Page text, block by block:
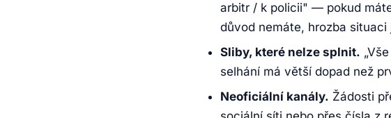
arbitr / k policii" — pokud
důvod nemáte, hrozba
Sliby, které nelze splnit.
selhání má větší dopad než
Neoficiální kanály. Žádosti